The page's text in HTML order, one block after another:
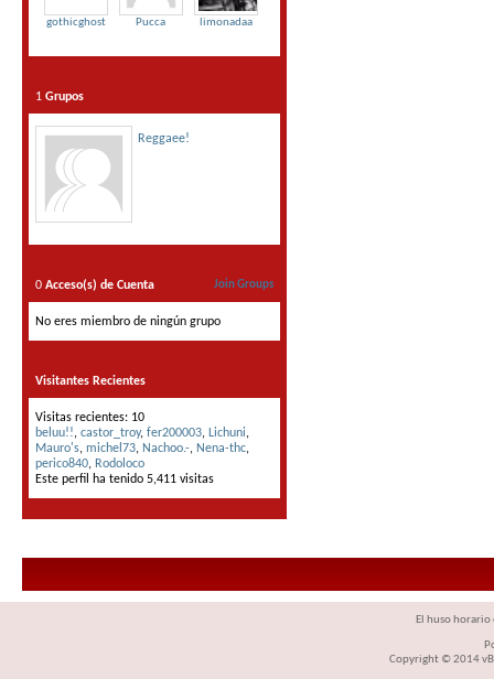
gothicghost Pucca limonadaa
1 Grupos
Reggaee!
Join Groups
0 Acceso(s) de Cuenta
No eres miembro de ningún grupo
Visitantes Recientes
Visitas recientes: 10
beluu!!, castor_troy, fer200003, Lichuni,
Mauro's, michel73, Nachoo.-, Nena-thc,
perico840, Rodoloco
Este perfil ha tenido 5,411 visitas
El huso horario
Copyright © 2014